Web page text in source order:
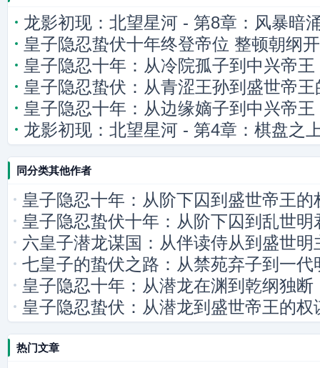
龙影初现：北望星河 - 第8章：风暴暗
皇子隐忍蛰伏十年终登帝位 整顿朝纲
皇子隐忍十年：从冷院孤子到中兴帝王
皇子隐忍蛰伏：从青涩王孙到盛世帝
皇子隐忍十年：从边缘嫡子到中兴帝王
龙影初现：北望星河 - 第4章：棋盘之
同分类其他作者
皇子隐忍十年：从阶下囚到盛世帝王的
皇子隐忍蛰伏十年：从阶下囚到乱世明
六皇子潜龙谋国：从伴读侍从到盛世明
七皇子的蛰伏之路：从禁苑弃子到一代
皇子隐忍十年：从潜龙在渊到乾纲独断
皇子隐忍蛰伏：从潜龙到盛世帝王的权
热门文章